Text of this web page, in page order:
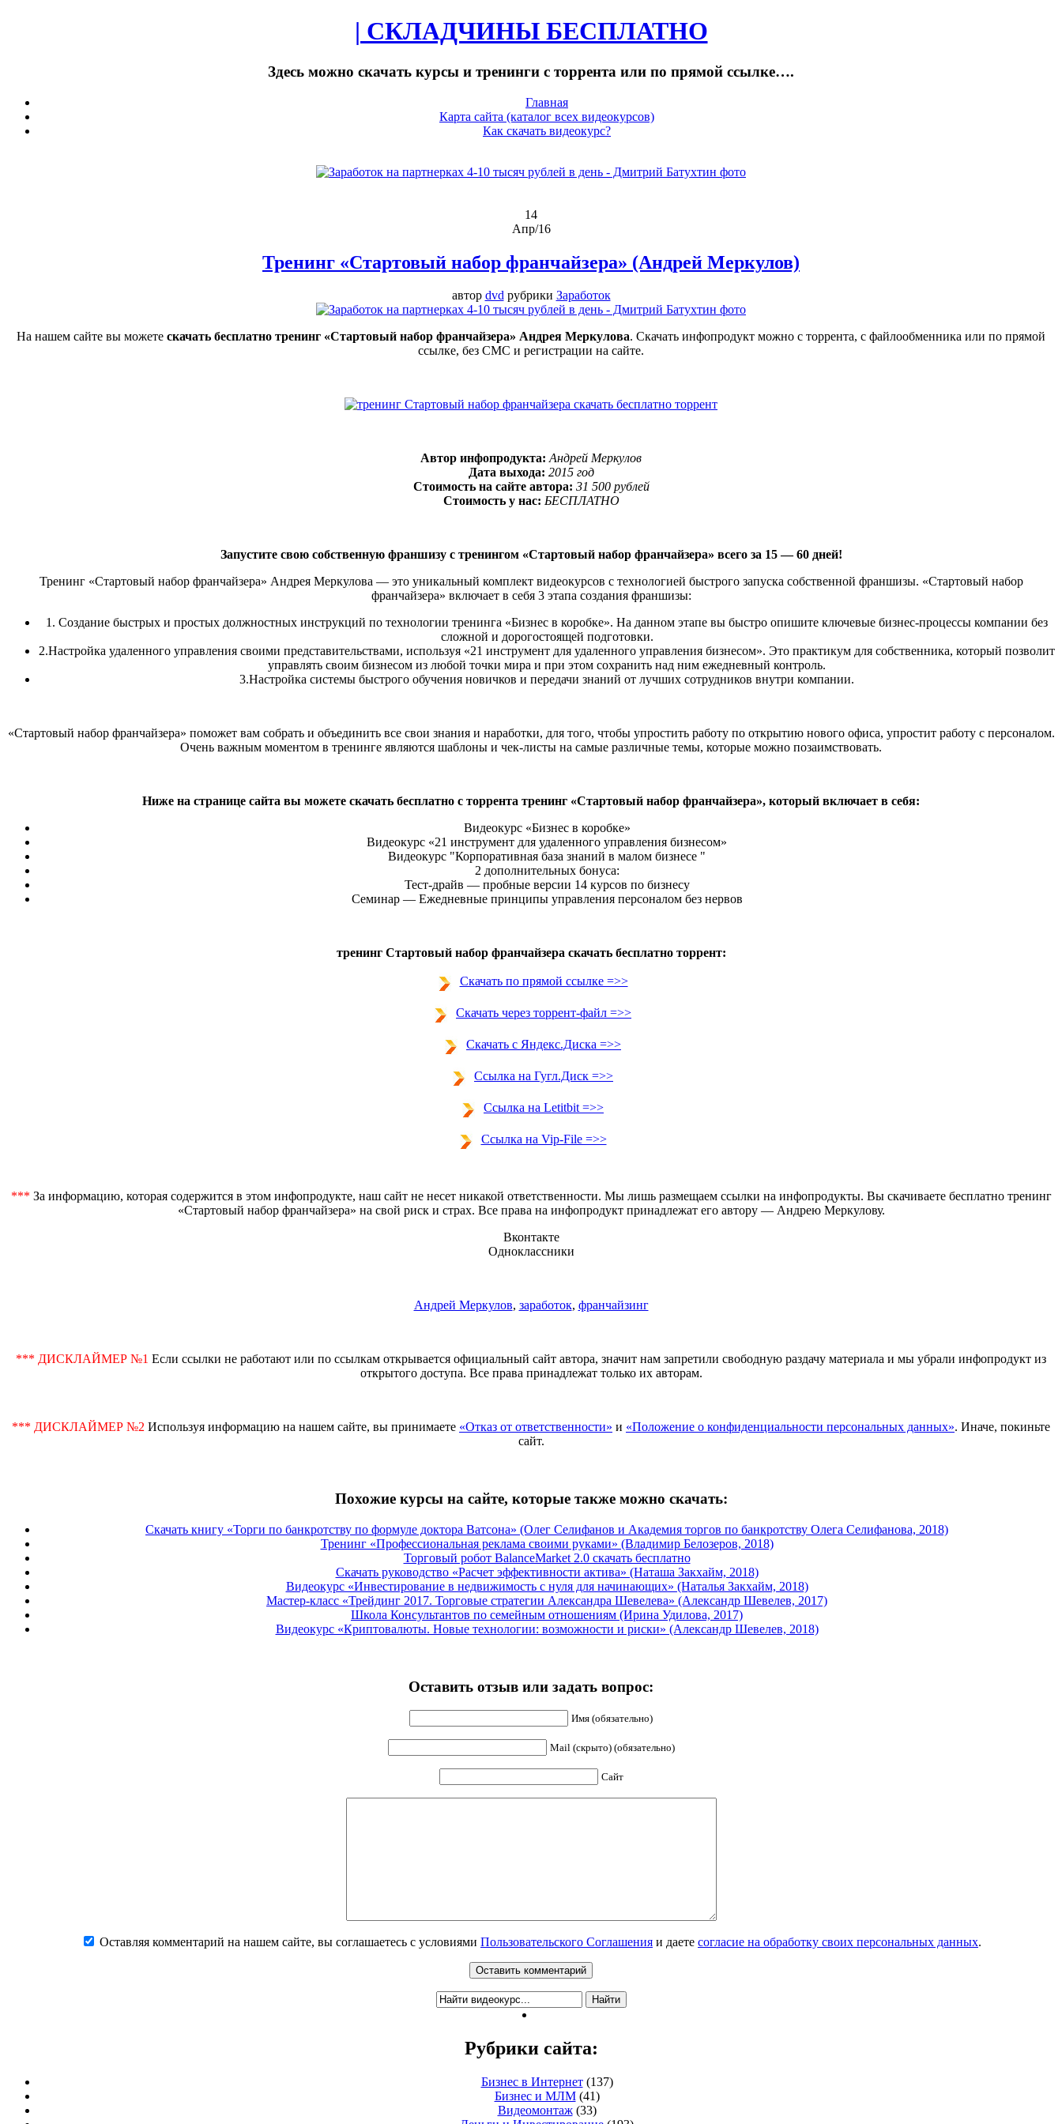
| СКЛАДЧИНЫ БЕСПЛАТНО
Здесь можно скачать курсы и тренинги с торрента или по прямой ссылке….
Главная
Карта сайта (каталог всех видеокурсов)
Как скачать видеокурс?
14
Апр/16
Тренинг «Стартовый набор франчайзера» (Андрей Меркулов)
автор dvdрубрики Заработок
На нашем сайте вы можете скачать бесплатно тренинг «Стартовый набор франчайзера» Андрея Меркулова. Скачать инфопродукт можно с торрента, с файлообменника или по прямой
ссылке, без СМС и регистрации на сайте.
Автор инфопродукта: Андрей Меркулов
Дата выхода: 2015 год
Стоимость на сайте автора: 31 500 рублей
Стоимость у нас: БЕСПЛАТНО
Запустите свою собственную франшизу с тренингом «Стартовый набор франчайзера» всего за 15 — 60 дней!
Тренинг «Стартовый набор франчайзера» Андрея Меркулова — это уникальный комплект видеокурсов с технологией быстрого запуска собственной франшизы. «Стартовый набор
франчайзера» включает в себя 3 этапа создания франшизы:
1. Создание быстрых и простых должностных инструкций по технологии тренинга «Бизнес в коробке». На данном этапе вы быстро опишите ключевые бизнес-процессы компании без
сложной и дорогостоящей подготовки.
2.Настройка удаленного управления своими представительствами, используя «21 инструмент для удаленного управления бизнесом». Это практикум для собственника, который позволит
управлять своим бизнесом из любой точки мира и при этом сохранить над ним ежедневный контроль.
3.Настройка системы быстрого обучения новичков и передачи знаний от лучших сотрудников внутри компании.
«Стартовый набор франчайзера» поможет вам собрать и объединить все свои знания и наработки, для того, чтобы упростить работу по открытию нового офиса, упростит работу с персоналом.
Очень важным моментом в тренинге являются шаблоны и чек-листы на самые различные темы, которые можно позаимствовать.
Ниже на странице сайта вы можете скачать бесплатно с торрента тренинг «Стартовый набор франчайзера», который включает в себя:
Видеокурс «Бизнес в коробке»
Видеокурс «21 инструмент для удаленного управления бизнесом»
Видеокурс "Корпоративная база знаний в малом бизнесе "
2 дополнительных бонуса:
Тест-драйв — пробные версии 14 курсов по бизнесу
Семинар — Ежедневные принципы управления персоналом без нервов
тренинг Стартовый набор франчайзера скачать бесплатно торрент:
Скачать по прямой ссылке =>>
Скачать через торрент-файл =>>
Скачать с Яндекс.Диска =>>
Ссылка на Гугл.Диск =>>
Ссылка на Letitbit =>>
Ссылка на Vip-File =>>
*** За информацию, которая содержится в этом инфопродукте, наш сайт не несет никакой ответственности. Мы лишь размещаем ссылки на инфопродукты. Вы скачиваете бесплатно тренинг
«Стартовый набор франчайзера» на свой риск и страх. Все права на инфопродукт принадлежат его автору — Андрею Меркулову.
Вконтакте
Одноклассники
Андрей Меркулов, заработок, франчайзинг
*** ДИСКЛАЙМЕР №1 Если ссылки не работают или по ссылкам открывается официальный сайт автора, значит нам запретили свободную раздачу материала и мы убрали инфопродукт из
открытого доступа. Все права принадлежат только их авторам.
*** ДИСКЛАЙМЕР №2 Используя информацию на нашем сайте, вы принимаете «Отказ от ответственности» и «Положение о конфиденциальности персональных данных». Иначе, покиньте
сайт.
Похожие курсы на сайте, которые также можно скачать:
Скачать книгу «Торги по банкротству по формуле доктора Ватсона» (Олег Селифанов и Академия торгов по банкротству Олега Селифанова, 2018)
Тренинг «Профессиональная реклама своими руками» (Владимир Белозеров, 2018)
Торговый робот BalanceMarket 2.0 скачать бесплатно
Скачать руководство «Расчет эффективности актива» (Наташа Закхайм, 2018)
Видеокурс «Инвестирование в недвижимость с нуля для начинающих» (Наталья Закхайм, 2018)
Мастер-класс «Трейдинг 2017. Торговые стратегии Александра Шевелева» (Александр Шевелев, 2017)
Школа Консультантов по семейным отношениям (Ирина Удилова, 2017)
Видеокурс «Криптовалюты. Новые технологии: возможности и риски» (Александр Шевелев, 2018)
Оставить отзыв или задать вопрос:
Имя (обязательно)
Mail (скрыто) (обязательно)
Сайт
Оставляя комментарий на нашем сайте, вы соглашаетесь с условиями Пользовательского Соглашения и даете согласие на обработку своих персональных данных.
Рубрики сайта:
Бизнес в Интернет(137)
Бизнес и МЛМ(41)
Видеомонтаж(33)